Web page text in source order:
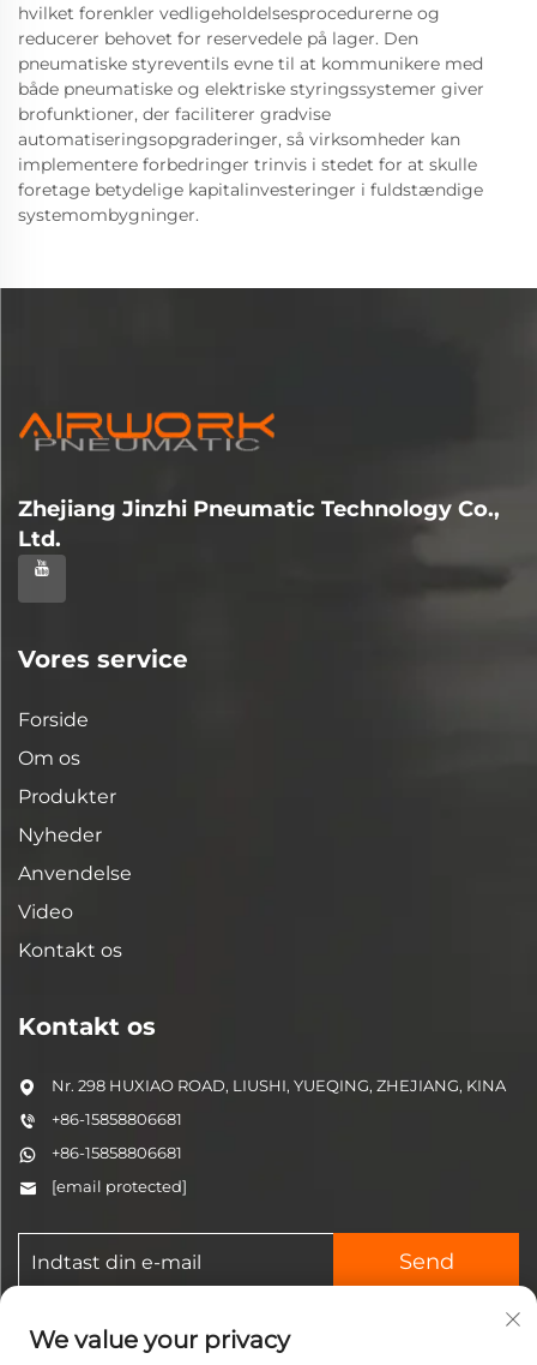
hvilket forenkler vedligeholdelsesprocedurerne og
reducerer behovet for reservedele på lager. Den
pneumatiske styreventils evne til at kommunikere med
både pneumatiske og elektriske styringssystemer giver
brofunktioner, der faciliterer gradvise
automatiseringsopgraderinger, så virksomheder kan
implementere forbedringer trinvis i stedet for at skulle
foretage betydelige kapitalinvesteringer i fuldstændige
systemombygninger.
Zhejiang Jinzhi Pneumatic Technology Co.,
Ltd.
Vores service
Forside
Om os
Produkter
Nyheder
Anvendelse
Video
Kontakt os
Kontakt os
Nr. 298 HUXIAO ROAD, LIUSHI, YUEQING, ZHEJIANG, KINA
+86-15858806681
+86-15858806681
[email protected]
Send
We value your privacy